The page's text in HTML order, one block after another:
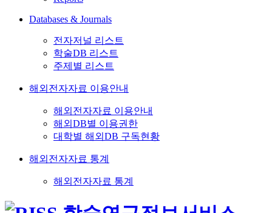
Databases & Journals
전자저널 리스트
학술DB 리스트
주제별 리스트
해외전자자료 이용안내
해외전자자료 이용안내
해외DB별 이용권한
대학별 해외DB 구독현황
해외전자자료 통계
해외전자자료 통계